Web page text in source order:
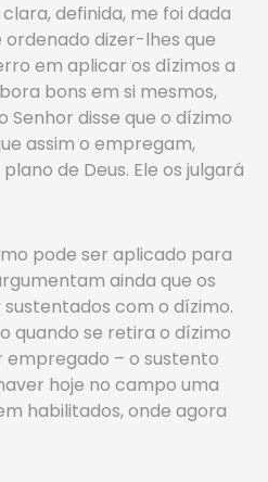
definida, me foi dada
dizer-lhes que
em aplicar os dízimos a
bons em si mesmos,
Senhor disse que o dízimo
assim o empregam,
de Deus. Ele os julgará
pode ser aplicado para
ainda que os
com o dízimo.
quando se retira o dízimo
empregado – o sustento
hoje no campo uma
habilitados, onde agora